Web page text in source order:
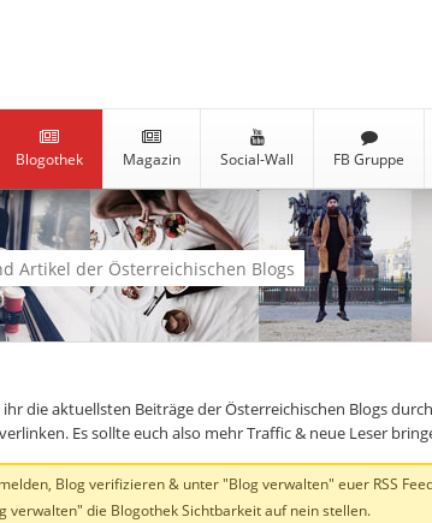
Blogothek Magazin Social-Wall FB Gruppe
Artikel der Österreichischen Blogs
die aktuellsten Beiträge der Österreichischen Blogs
Es sollte euch also mehr Traffic & neue Leser
Blog verifizieren & unter "Blog verwalten" euer RSS
die Blogothek Sichtbarkeit auf nein stellen.